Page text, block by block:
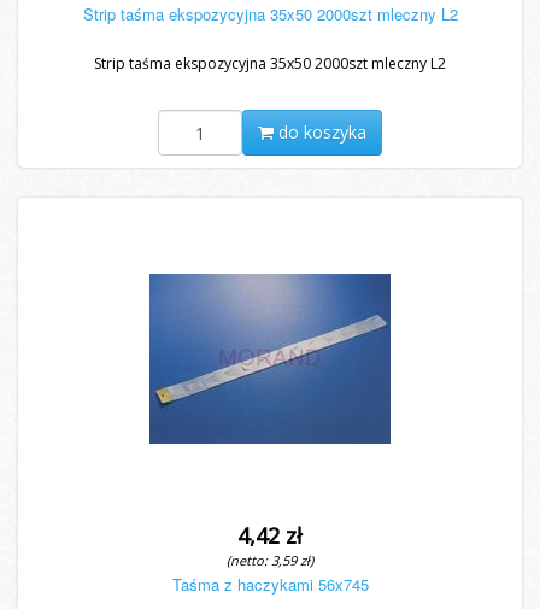
Strip taśma ekspozycyjna 35x50 2000szt mleczny L2
Strip taśma ekspozycyjna 35x50 2000szt mleczny L2
do koszyka
4,42 zł
(netto: 3,59 zł)
Taśma z haczykami 56x745